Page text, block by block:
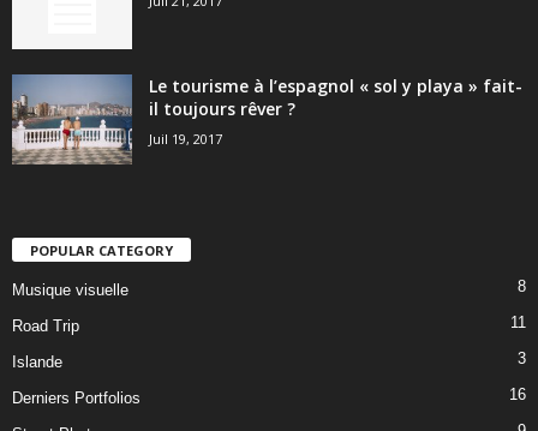
Le tourisme à l’espagnol « sol y playa » fait-
il toujours rêver ?
Juil 19, 2017
POPULAR CATEGORY
Musique visuelle 8
Road Trip 11
Islande 3
Derniers Portfolios 16